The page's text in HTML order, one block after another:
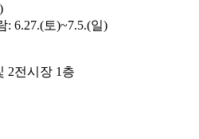
6.27.(토)~7.5.(일)
2전시장 1층